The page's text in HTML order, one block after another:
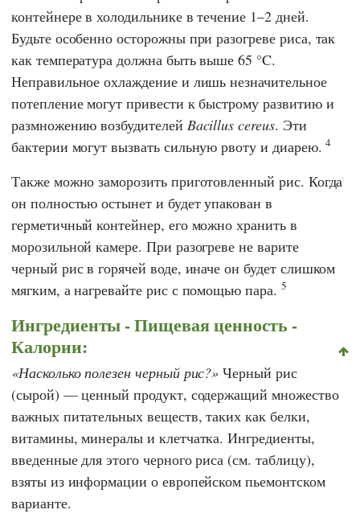
контейнере в холодильнике в течение 1–2 дней.
Будьте особенно осторожны при разогреве риса, так
как температура должна быть выше 65 °C.
Неправильное охлаждение и лишь незначительное
потепление могут привести к быстрому развитию и
размножению возбудителей Bacillus cereus. Эти
бактерии могут вызвать сильную рвоту и диарею.4
Также можно заморозить приготовленный рис. Когда
он полностью остынет и будет упакован в
герметичный контейнер, его можно хранить в
морозильной камере. При разогреве не варите
черный рис в горячей воде, иначе он будет слишком
мягким, а нагревайте рис с помощью пара. 5
Ингредиенты - Пищевая ценность -
Калории:
Насколько полезен черный рис? Черный рис
(сырой) — ценный продукт, содержащий множество
важных питательных веществ, таких как белки,
витамины, минералы и клетчатка. Ингредиенты,
введенные для этого черного риса (см. таблицу),
взяты из информации о европейском пьемонтском
варианте.